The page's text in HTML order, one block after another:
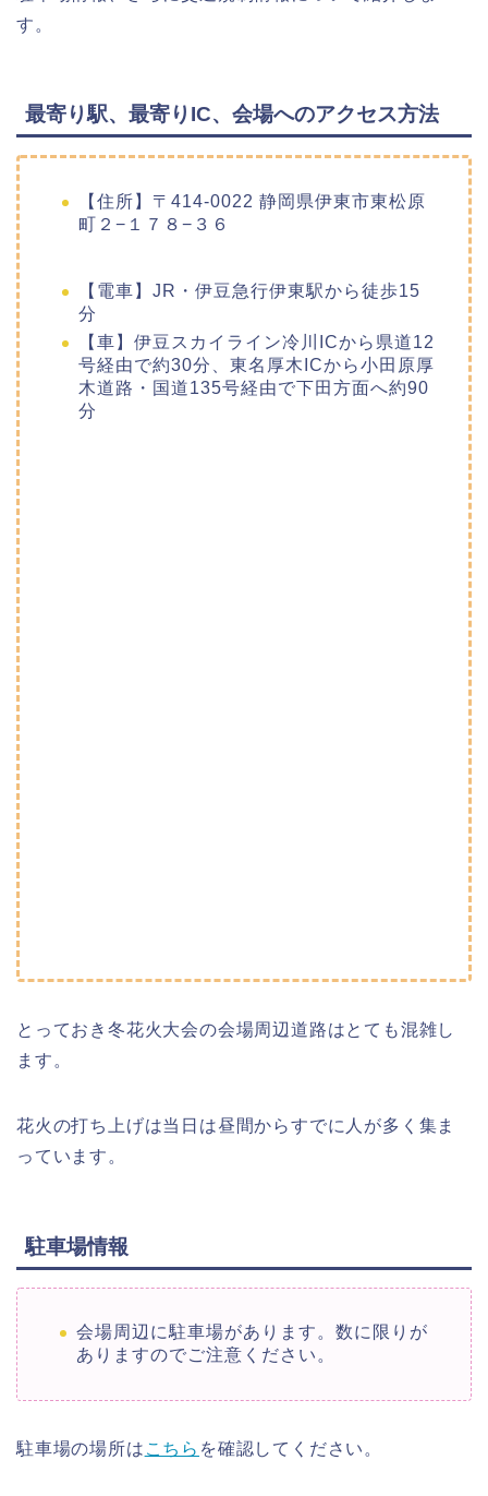
す。
最寄り駅、最寄りIC、会場へのアクセス方法
【住所】〒414-0022 静岡県伊東市東松原
町２−１７８−３６
【電車】JR・伊豆急行伊東駅から徒歩15
分
【車】伊豆スカイライン冷川ICから県道12
号経由で約30分、東名厚木ICから小田原厚
木道路・国道135号経由で下田方面へ約90
分
とっておき冬花火大会の会場周辺道路はとても混雑し
ます。
花火の打ち上げは当日は昼間からすでに人が多く集ま
っています。
駐車場情報
会場周辺に駐車場があります。数に限りが
ありますのでご注意ください。
駐車場の場所は こちら を確認してください。